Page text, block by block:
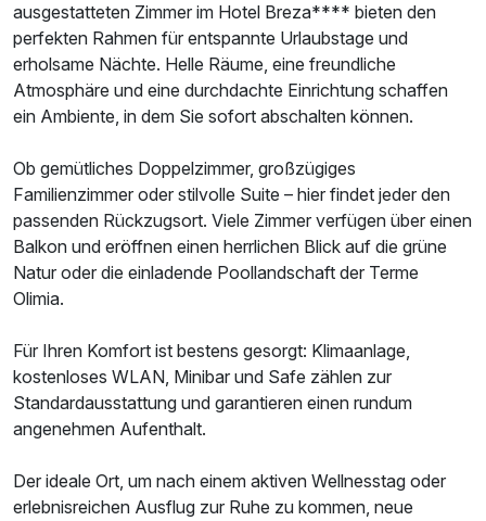
ausgestatteten Zimmer im Hotel Breza**** bieten den
perfekten Rahmen für entspannte Urlaubstage und
erholsame Nächte. Helle Räume, eine freundliche
Atmosphäre und eine durchdachte Einrichtung schaffen
ein Ambiente, in dem Sie sofort abschalten können.
Ob gemütliches Doppelzimmer, großzügiges
Familienzimmer oder stilvolle Suite – hier findet jeder den
passenden Rückzugsort. Viele Zimmer verfügen über einen
Balkon und eröffnen einen herrlichen Blick auf die grüne
Natur oder die einladende Poollandschaft der Terme
Olimia.
Für Ihren Komfort ist bestens gesorgt: Klimaanlage,
kostenloses WLAN, Minibar und Safe zählen zur
Standardausstattung und garantieren einen rundum
angenehmen Aufenthalt.
Der ideale Ort, um nach einem aktiven Wellnesstag oder
erlebnisreichen Ausflug zur Ruhe zu kommen, neue